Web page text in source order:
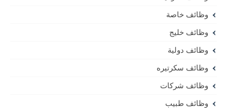
وظائف خاصة
وظائف خليج
وظائف دولية
وظائف سكرتيره
وظائف شركات
وظائف طبيب